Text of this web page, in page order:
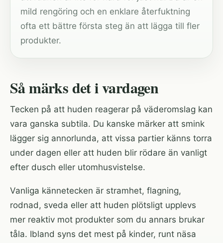
mild rengöring och en enklare återfuktning
ofta ett bättre första steg än att lägga till fler
produkter.
Så märks det i vardagen
Tecken på att huden reagerar på väderomslag kan
vara ganska subtila. Du kanske märker att smink
lägger sig annorlunda, att vissa partier känns torra
under dagen eller att huden blir rödare än vanligt
efter dusch eller utomhusvistelse.
Vanliga kännetecken är stramhet, flagning,
rodnad, sveda eller att huden plötsligt upplevs
mer reaktiv mot produkter som du annars brukar
tåla. Ibland syns det mest på kinder, runt näsa